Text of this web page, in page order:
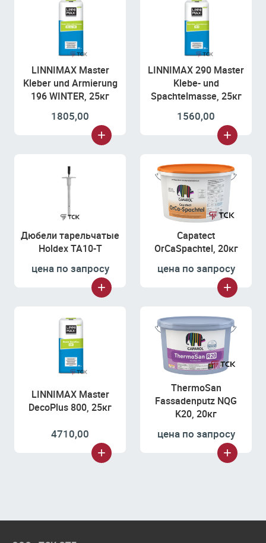
LINNIMAX Master
Kleber und Armierung
196 WINTER, 25кг
1805,00
LINNIMAX 290 Master
Klebe- und
Spachtelmasse, 25кг
1560,00
Дюбели тарельчатые
Holdex ТА10-Т
цена по запросу
Capatect
OrCaSpachtel, 20кг
цена по запросу
LINNIMAX Master
DecoPlus 800, 25кг
4710,00
ThermoSan
Fassadenputz NQG
K20, 20кг
цена по запросу